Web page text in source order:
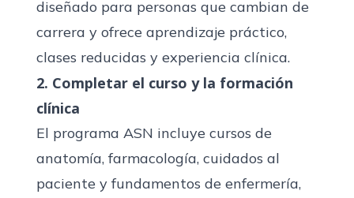
diseñado para personas que cambian de
carrera y ofrece aprendizaje práctico,
clases reducidas y experiencia clínica.
2. Completar el curso y la formación
clínica
El programa ASN incluye cursos de
anatomía, farmacología, cuidados al
paciente y fundamentos de enfermería,